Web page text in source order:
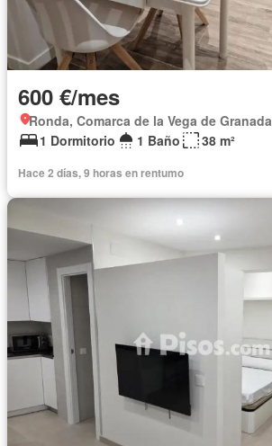
600 €/mes
Ronda, Comarca de la Vega de Granada
1 Dormitorio
1 Baño 38 m²
Hace 2 días, 9 horas en rentumo